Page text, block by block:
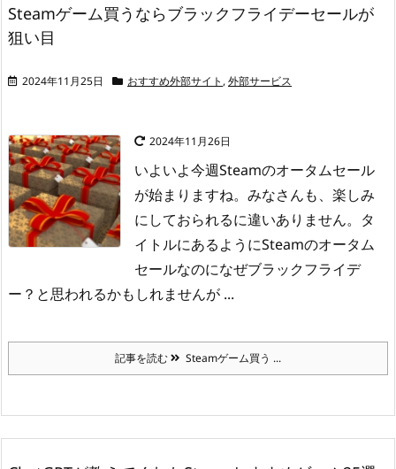
Steamゲーム買うならブラックフライデーセールが
狙い目
2024年11月25日 おすすめ外部サイト ,外部サービス
2024年11月26日
いよいよ今週Steamのオータムセール
が始まりますね。 みなさんも、楽しみ
にしておられるに違いありません。 タ
イトルにあるようにSteamのオータム
セールなのになぜブラックフライデ
ー？と思われるかもしれませんが ...
記事を読む Steamゲーム買う ...